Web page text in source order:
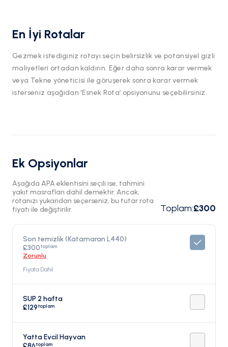
En İyi Rotalar
Gezmek istediginiz rotayı seçin belirsizlik ve potansiyel gizli
maliyetleri ortadan kaldırın. Eğer daha sonra karar vermek
veya Tekne yöneticisi ile göruşerek sonra karar vermek
isterseniz aşağıdan ‘Esnek Rota’ opsiyonunu seçebilirsiniz.
Ek Opsiyonlar
Aşağıda APA eklentisini seçili ise, tahmini
yakıt masrafları dahil demektir. Ancak,
rotanızı yukarıdan seçerseniz, bu tutar rota
fiyatı ile değiştirilir.
Toplam:£300
Son temizlik (Katamaran L440)
£300toplam
Zorunlu
Fiyata Dahil
SUP 2 hafta
£129toplam
Yatta Evcil Hayvan
toplam